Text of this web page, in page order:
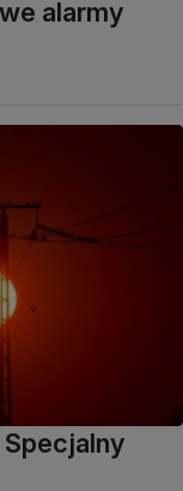
alarmy
Specjalny